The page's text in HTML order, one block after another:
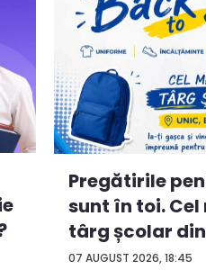
07 AUGUST 2026, 18:45
Pregătirile
sunt în toi.
târg școlar
con...